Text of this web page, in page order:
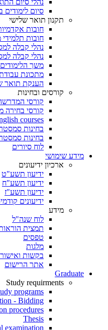
נהלי סיום
סיום לימודים
תקנון תואר שלישי
חובות
חובות
נהלי קבלה
נהלי קבלה
משך הלימודים
מתכונת
הענקת תואר
קורסים ובחינות
קורסי
קורסי בחירה
courses
בחינות
בחינות
לוח סיורים
מידע שימושי
ארכיון ידיעונים
ידיעון תשע"ט
ידיעון תשע"ח
ידיעון תשע"ז
ידיעונים
מידע
לוח שנה"ל
תמצית
טפסים
מלגות
בקשות
אתר הרישום
Graduate
Study requirments
programs
- Bidding
procedures
Thesis
examination